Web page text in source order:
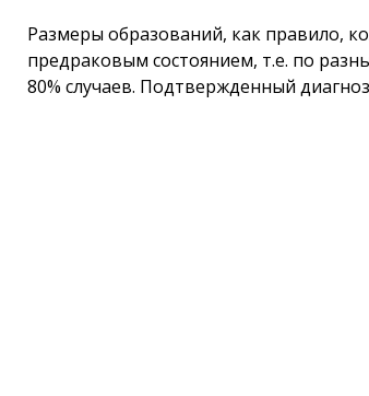
Размеры образований, как правило,
предраковым состоянием, т.е. по
80% случаев. Подтвержденный